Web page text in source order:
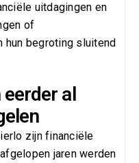
uitdagingen en
of
hun begroting sluitend
al
zijn financiële
jaren werden